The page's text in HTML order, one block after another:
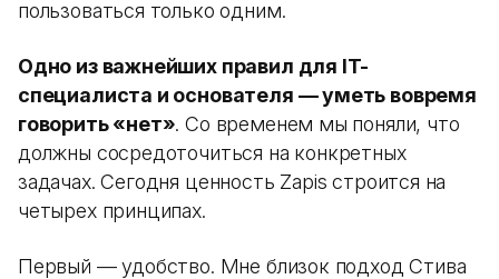
пользоваться только одним.
Одно из важнейших правил для IT-
специалиста и основателя — уметь вовремя
говорить «нет». Со временем мы поняли, что
должны сосредоточиться на конкретных
задачах. Сегодня ценность Zapis строится на
четырех принципах.
Первый — удобство. Мне близок подход Стива